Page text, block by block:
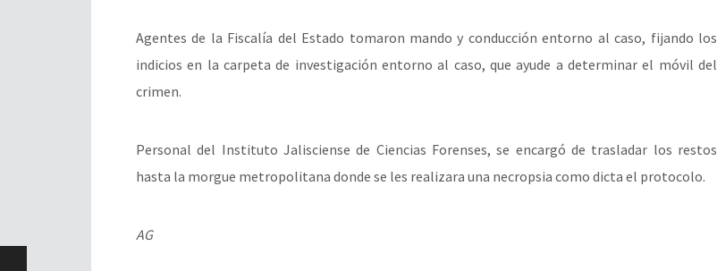
Agentes de la Fiscalía del Estado tomaron mando y conducción entorno al caso, fijando los
indicios en la carpeta de investigación entorno al caso, que ayude a determinar el móvil del
crimen.
Personal del Instituto Jalisciense de Ciencias Forenses, se encargó de trasladar los restos
hasta la morgue metropolitana donde se les realizara una necropsia como dicta el protocolo.
AG